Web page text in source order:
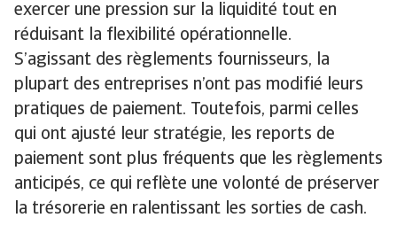
exercer une pression sur la liquidité tout en
réduisant la flexibilité opérationnelle.
S’agissant des règlements fournisseurs, la
plupart des entreprises n’ont pas modifié leurs
pratiques de paiement. Toutefois, parmi celles
qui ont ajusté leur stratégie, les reports de
paiement sont plus fréquents que les règlements
anticipés, ce qui reflète une volonté de préserver
la trésorerie en ralentissant les sorties de cash.